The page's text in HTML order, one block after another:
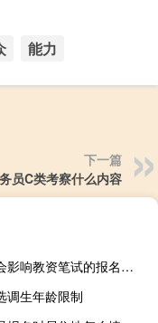
能力
下一篇
员C类考察什么内容
什么会影响教资笔试的报名审核进度
调生年龄限制